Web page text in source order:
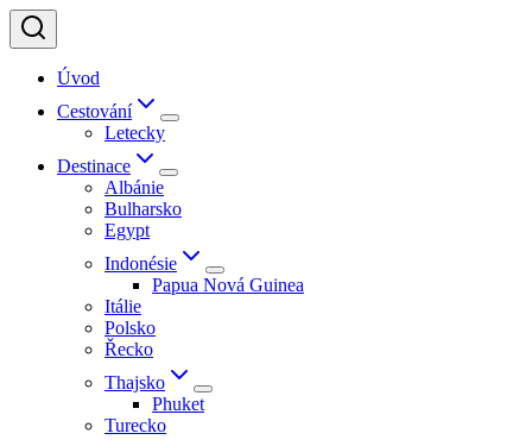
Úvod
Cestování
Letecky
Destinace
Albánie
Bulharsko
Egypt
Indonésie
Papua Nová Guinea
Itálie
Polsko
Řecko
Thajsko
Phuket
Turecko